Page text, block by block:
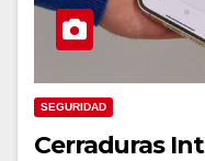
SEGURIDAD
Cerraduras